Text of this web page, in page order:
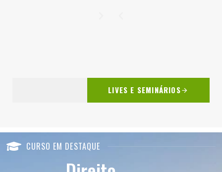
LIVES E SEMINÁRIOS
CURSO EM DESTAQUE